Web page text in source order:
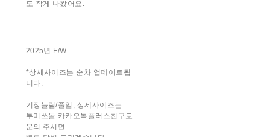
도 작게 나왔어요.
2025년 F/W
*상세사이즈는 순차 업데이트됩
니다.
기장늘림/줄임, 상세사이즈는
투미쓰몰 카카오톡플러스친구로
문의 주시면